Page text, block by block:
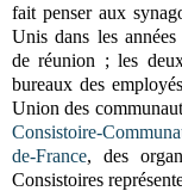
fait penser aux
Unis dans les
de réunion ; les
bureaux des
Union des
Consistoire-
de-France, des
Consistoires